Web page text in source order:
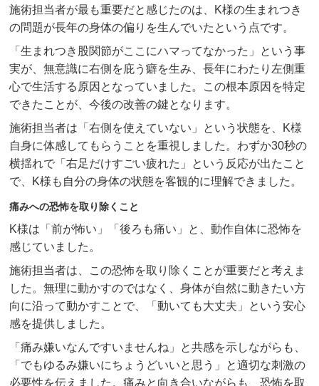
施術担当者が最も重要だと感じたのは、K様の生まれつき
の問題が長年の身体の偏りを生んでいたという点です。
「生まれつき股関節がここにハマってなかった」という事
実が、無意識に右側を庇う癖を生み、長年にわたり左側重
心で生活する原因となっていました。この根本原因を特定
できたことが、今後の改善の鍵となります。
施術担当者は「右側を使えていない」という状態を、K様
自身に体感してもらうことを重視しました。わずか30秒の
横揺れで「右足だけすごい疲れた」という反応が出たこと
で、K様も自分の身体の状態を客観的に理解できました。
痛みへの恐怖を取り除くこと
K様は「前が怖い」「後ろも痛い」と、動作自体に恐怖を
感じていました。
施術担当者は、この恐怖を取り除くことが重要だと考えま
した。無理に動かすのではなく、身体が自然に動きたい方
向に沿って動かすことで、「動いても大丈夫」という安心
感を提供しました。
「痛み嫌いなんですいませんね」と共感を示しながらも、
「でもゆるみ嫌いにちょうどいいと思う」と適切な刺激の
必要性を伝えました。痛みと向き合いながらも、恐怖を取